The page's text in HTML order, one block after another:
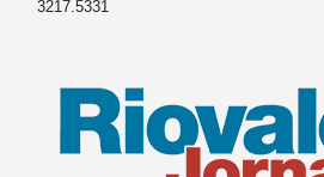
3217.5331